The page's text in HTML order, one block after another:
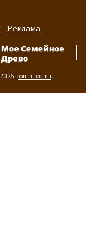
Реклама
pomnirod.ru